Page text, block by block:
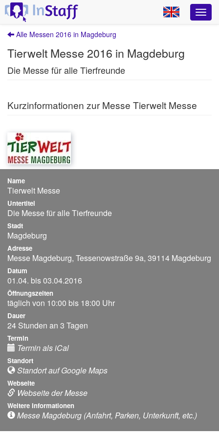
Alle Messen 2016 in Magdeburg
Tierwelt Messe 2016 in Magdeburg
Die Messe für alle Tierfreunde
Kurzinformationen zur Messe Tierwelt Messe
Name
Tierwelt Messe
Untertitel
Die Messe für alle Tierfreunde
Stadt
Magdeburg
Adresse
Messe Magdeburg, Tessenowstraße 9a, 39114 Magdeburg
Datum
01.04. bis 03.04.2016
Öffnungszeiten
täglich von 10:00 bis 18:00 Uhr
Dauer
24 Stunden an 3 Tagen
Termin
Termin als iCal
Standort
Standort auf Google Maps
Webseite
Webseite der Messe
Weitere Informationen
Messe Magdeburg (Anfahrt, Parken, Unterkunft, etc.)